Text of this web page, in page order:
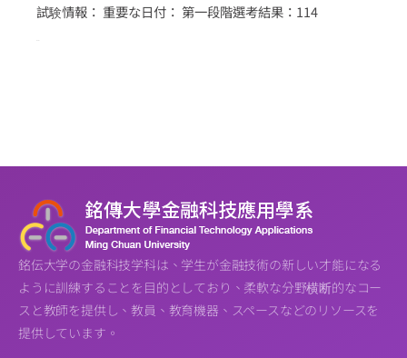
試験情報： 重要な日付： 第一段階選考結果：114
銘伝大学の金融科技学科は、学生が金融技術の新しい才能になる
ように訓練することを目的としており、柔軟な分野横断的なコー
スと教師を提供し、教員、教育機器、スペースなどのリソースを
提供しています。